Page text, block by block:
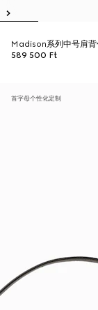
Madison系列中号肩背
589 500 Ft
首字母个性化定制